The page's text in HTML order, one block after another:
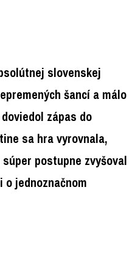
slovenskej
šancí a málo
zápas do
sa hra vyrovnala,
postupne zvyšoval
jednoznačnom